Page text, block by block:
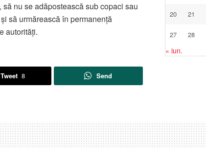
nu se adăpostească sub copaci sau
să urmărească în permanență
autorități.
Tweet 8 Send
20 21
27 28
« iun.